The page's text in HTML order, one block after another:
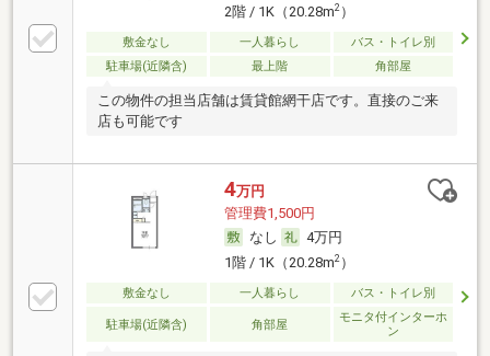
2階 / 1K（20.28m2）
敷金なし 一人暮らし
バス・トイレ別
駐車場(近隣含)
最上階 角部屋
この物件の担当店舗は賃貸館網干店です。直接のご来
店も可能です
4万円
管理費1,500円
なし
4万円
1階 / 1K（20.28m2）
敷金なし 一人暮らし バス・トイレ別
駐車場(近隣含) 角部屋
モニタ付インターホ
ン